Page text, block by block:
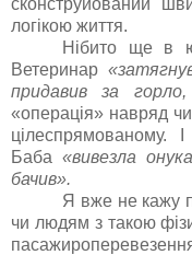
логікою життя.
Нібито ще в
Ветеринар
придавив за
«операція» навряд
цілеспрямованому.
Баба«вивезла
бачив».
Я вже не кажу
чи людям з такою